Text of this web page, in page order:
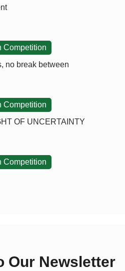
Competition
no break between
Competition
OF UNCERTAINTY
Competition
Our Newsletter